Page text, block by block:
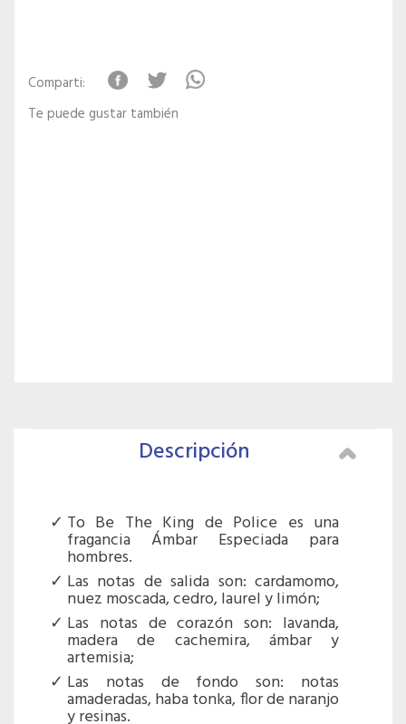
Comparti:
Te puede gustar también
Descripción
To Be The King de Police es una
fragancia Ámbar Especiada para
hombres.
Las notas de salida son: cardamomo,
nuez moscada, cedro, laurel y limón;
Las notas de corazón son: lavanda,
madera de cachemira, ámbar y
artemisia;
Las notas de fondo son: notas
amaderadas, haba tonka, flor de naranjo
y resinas.